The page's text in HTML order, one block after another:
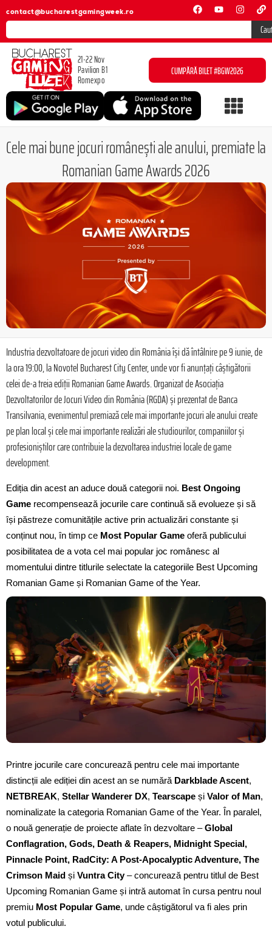
contact@bucharestgamingweek.ro
21-22 Nov
Pavilion B1
Romexpo
CUMPĂRĂ BILET #BGW2026
Cele mai bune jocuri românești ale anului, premiate la
Romanian Game Awards 2026
Industria dezvoltatoare de jocuri video din România își dă întâlnire pe 9 iunie, de
la ora 19:00, la Novotel Bucharest City Center, unde vor fi anunțați câștigătorii
celei de-a treia ediții Romanian Game Awards. Organizat de Asociația
Dezvoltatorilor de Jocuri Video din România (RGDA) și prezentat de Banca
Transilvania, evenimentul premiază cele mai importante jocuri ale anului create
pe plan local și cele mai importante realizări ale studiourilor, companiilor și
profesioniștilor care contribuie la dezvoltarea industriei locale de game
development.
Ediția din acest an aduce două categorii noi. Best Ongoing
Game recompensează jocurile care continuă să evolueze și să
își păstreze comunitățile active prin actualizări constante și
conținut nou, în timp ce Most Popular Game oferă publicului
posibilitatea de a vota cel mai popular joc românesc al
momentului dintre titlurile selectate la categoriile Best Upcoming
Romanian Game și Romanian Game of the Year.
Printre jocurile care concurează pentru cele mai importante
distincții ale ediției din acest an se numără Darkblade Ascent,
NETBREAK, Stellar Wanderer DX, Tearscape și Valor of Man,
nominalizate la categoria Romanian Game of the Year. În paralel,
o nouă generație de proiecte aflate în dezvoltare –Global
Conflagration, Gods, Death & Reapers, Midnight Special,
Pinnacle Point, RadCity: A Post-Apocalyptic Adventure, The
Crimson Maid și Vuntra City– concurează pentru titlul de Best
Upcoming Romanian Game și intră automat în cursa pentru noul
premiu Most Popular Game, unde câștigătorul va fi ales prin
votul publicului.